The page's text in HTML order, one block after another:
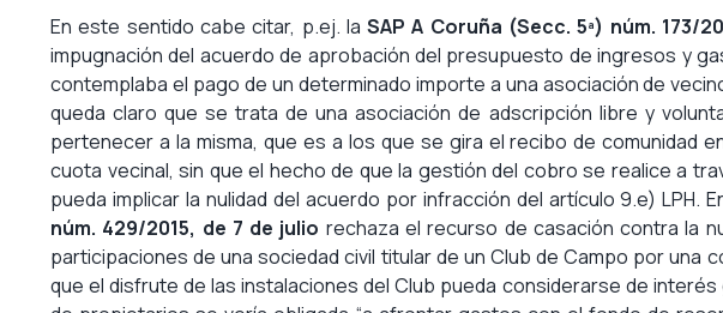
En este sentido cabe citar, p.ej. laSAP A Coruña (Secc. 5ª) núm. 173/
impugnación del acuerdo de aprobación del presupuesto de ingresos y
contemplaba el pago de un determinado importe a una asociación de
queda claro que se trata de una asociación de adscripción libre y
pertenecer a la misma, que es a los que se gira el recibo de comunidad
cuota vecinal, sin que el hecho de que la gestión del cobro se realice a
pueda implicar la nulidad del acuerdo por infracción del artículo 9.e) LPH.
núm. 429/2015, de 7 de julio rechaza el recurso de casación contra la
participaciones de una sociedad civil titular de un Club de Campo por una
que el disfrute de las instalaciones del Club pueda considerarse de interés